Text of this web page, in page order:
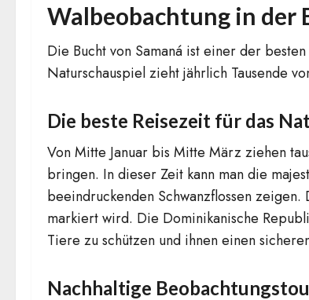
Walbeobachtung in der
Die Bucht von Samaná ist einer der
Naturschauspiel zieht jährlich Tausende
Die beste Reisezeit für das
Von Mitte Januar bis Mitte März ziehen
bringen. In dieser Zeit kann man die
beeindruckenden Schwanzflossen
markiert wird. Die Dominikanische
Tiere zu schützen und ihnen einen
Nachhaltige